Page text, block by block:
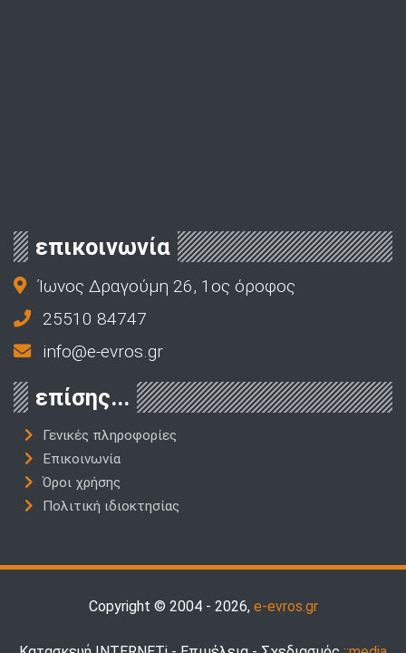
επικοινωνία
Ίωνος Δραγούμη 26, 1ος όροφος
25510 84747
info@e-evros.gr
επίσης...
Γενικές πληροφορίες
Επικοινωνία
Όροι χρήσης
Πολιτική ιδιοκτησίας
Copyright © 2004 - 2026, e-evros.gr